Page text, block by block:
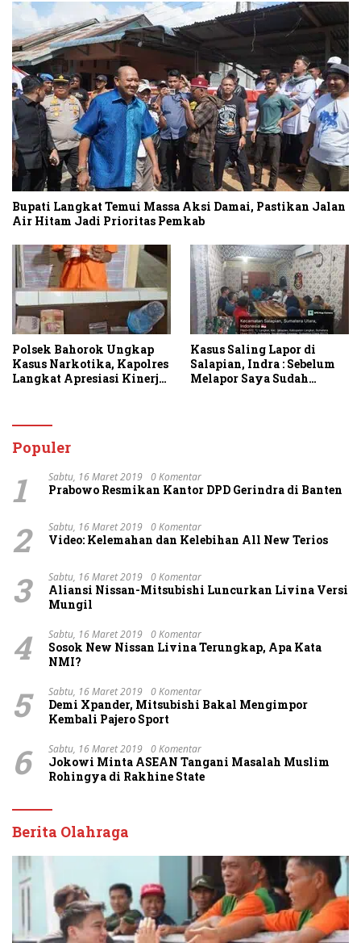
Bupati Langkat Temui Massa Aksi Damai, Pastikan Jalan
Air Hitam Jadi Prioritas Pemkab
Polsek Bahorok Ungkap
Kasus Narkotika, Kapolres
Langkat Apresiasi Kinerja
Layanan 110
Kasus Saling Lapor di
Salapian, Indra : Sebelum
Melapor Saya Sudah
Populer
1 Sabtu, 16 Maret 2019 0 Komentar
Prabowo Resmikan Kantor DPD Gerindra di Banten
2 Sabtu, 16 Maret 2019 0 Komentar
Video: Kelemahan dan Kelebihan All New Terios
3 Sabtu, 16 Maret 2019 0 Komentar
Aliansi Nissan-Mitsubishi Luncurkan Livina Versi
Mungil
4 Sabtu, 16 Maret 2019 0 Komentar
Sosok New Nissan Livina Terungkap, Apa Kata
NMI?
5 Sabtu, 16 Maret 2019 0 Komentar
Demi Xpander, Mitsubishi Bakal Mengimpor
Kembali Pajero Sport
6 Sabtu, 16 Maret 2019 0 Komentar
Jokowi Minta ASEAN Tangani Masalah Muslim
Rohingya di Rakhine State
Berita Olahraga